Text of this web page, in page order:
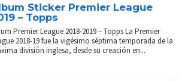
Sticker Premier League
– Topps
Premier League 2018-2019 – Topps La Premier
2018-19 fue la vigésimo séptima temporada de la
división inglesa, desde su creación en...